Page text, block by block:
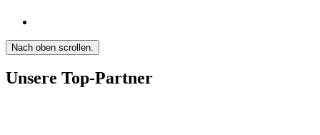
Nach oben scrollen.
Unsere Top-Partner